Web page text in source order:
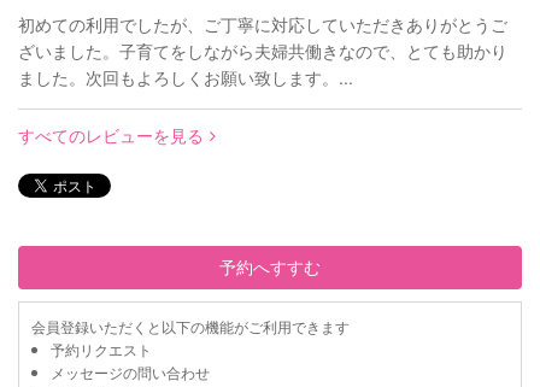
初めての利用でしたが、ご丁寧に対応していただきありがとうご
ざいました。子育てをしながら夫婦共働きなので、とても助かり
ました。次回もよろしくお願い致します。...
すべてのレビューを見る
予約へすすむ
会員登録いただくと以下の機能がご利用できます
予約リクエスト
メッセージの問い合わせ